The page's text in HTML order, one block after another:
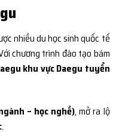
nhiều du học sinh quốc tế
chương trình đào tạo bám
khu vực Daegu tuyển
– học nghề), mở ra lộ
.